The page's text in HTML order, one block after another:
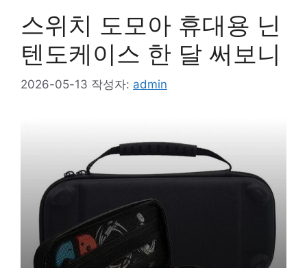
스위치 도모아 휴대용 닌
텐도케이스 한 달 써보니
2026-05-13 작성자: admin